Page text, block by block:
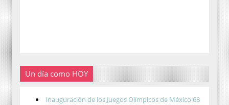
Un día como HOY
Inauguración de los Juegos Olímpicos de México 68